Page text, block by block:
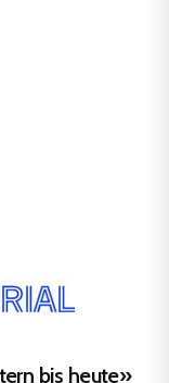
bis heute»